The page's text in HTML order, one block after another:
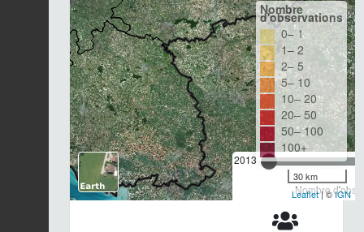
2013
Nombre
Nombre
d'observations
0– 1
1– 2
2– 5
5– 10
10– 20
20– 50
50– 100
100+
30 km
Leaflet| ©IGN